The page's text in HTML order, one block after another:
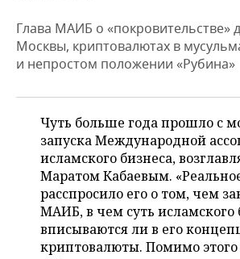
ДЕКЛАРАЦИИ О ДОХОДАХ
КОРОЛИ ГОСЗАКАЗА ПФО
ВУЗЫ ТАТАРСТАНА
КОМУ ПРИНАДЛЕЖАТ
ТОРГОВЫЕ ЦЕНТРЫ
ТАТАРСТАНА
НОВОСТИ ЭКОНОМИКИ
ФИНАНСЫ
БАНКИ
БЮДЖЕТ
ИНВЕСТИЦИИ
ПРОМЫШЛЕННОСТЬ
НОВОСТИ
ПРОМЫШЛЕННОСТИ
МАШИНОСТРОЕНИЕ
НЕФТЕХИМИЯ
НЕФТЬ
ОПК
НЕДВИЖИМОСТЬ
НОВОСТИ НЕДВИЖИМОСТИ
АВТО
НОВОСТИ АВТО
БИЗНЕС
НОВОСТИ БИЗНЕСА
РОЗНИЧНАЯ ТОРГОВЛЯ
ТРАНСПОРТ
ТЕХНОЛОГИИ
НОВОСТИ ТЕХНОЛОГИЙ
МЕРОПРИЯТИЯ
НОВОСТИ МЕРОПРИЯТИЙ
СПОРТ
Глава МАИБ о «покровительстве»
Москвы, криптовалютах в
и непростом положении «Рубина»
Чуть больше года прошло с
запуска Международной
исламского бизнеса,
Маратом Кабаевым.
расспросило его о том, чем
МАИБ, в чем суть исламского
вписываются ли в его
криптовалюты. Помимо